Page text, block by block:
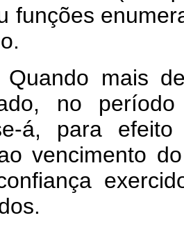
funções
mais de
no
á, para
vencimento